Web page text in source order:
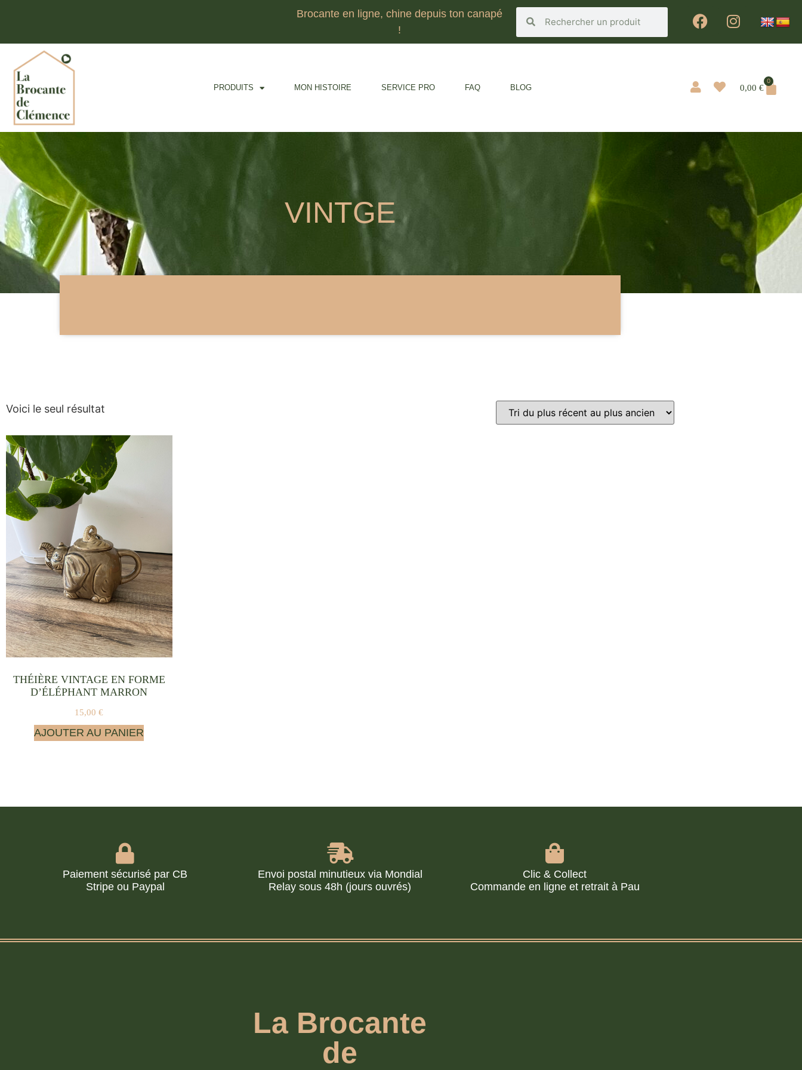
Brocante en ligne, chine depuis ton canapé
!
PRODUITS MON HISTOIRE SERVICE PRO FAQ BLOG 0,00€
0
VINTGE
Voici le seul résultat
THÉIÈRE VINTAGE EN FORME
D’ÉLÉPHANT MARRON
15,00€
AJOUTER AU PANIER
Paiement sécurisé par CB
Stripe ou Paypal
Envoi postal minutieux via Mondial
Relay sous 48h (jours ouvrés)
Clic & Collect
Commande en ligne et retrait à Pau
La Brocante
de